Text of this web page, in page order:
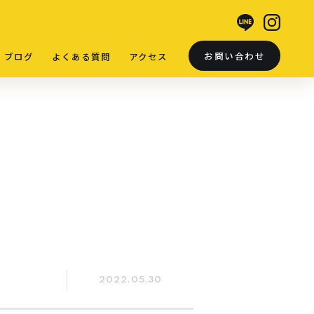
ブログ よくある質問 アクセス お問い合わせ
2022.05.30